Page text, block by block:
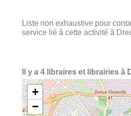
Liste non exhaustive pour
service lié à cette activité à
Il y a 4 libraires et librairies à
+
−